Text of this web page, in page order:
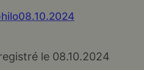
08.10.2024
le 08.10.2024